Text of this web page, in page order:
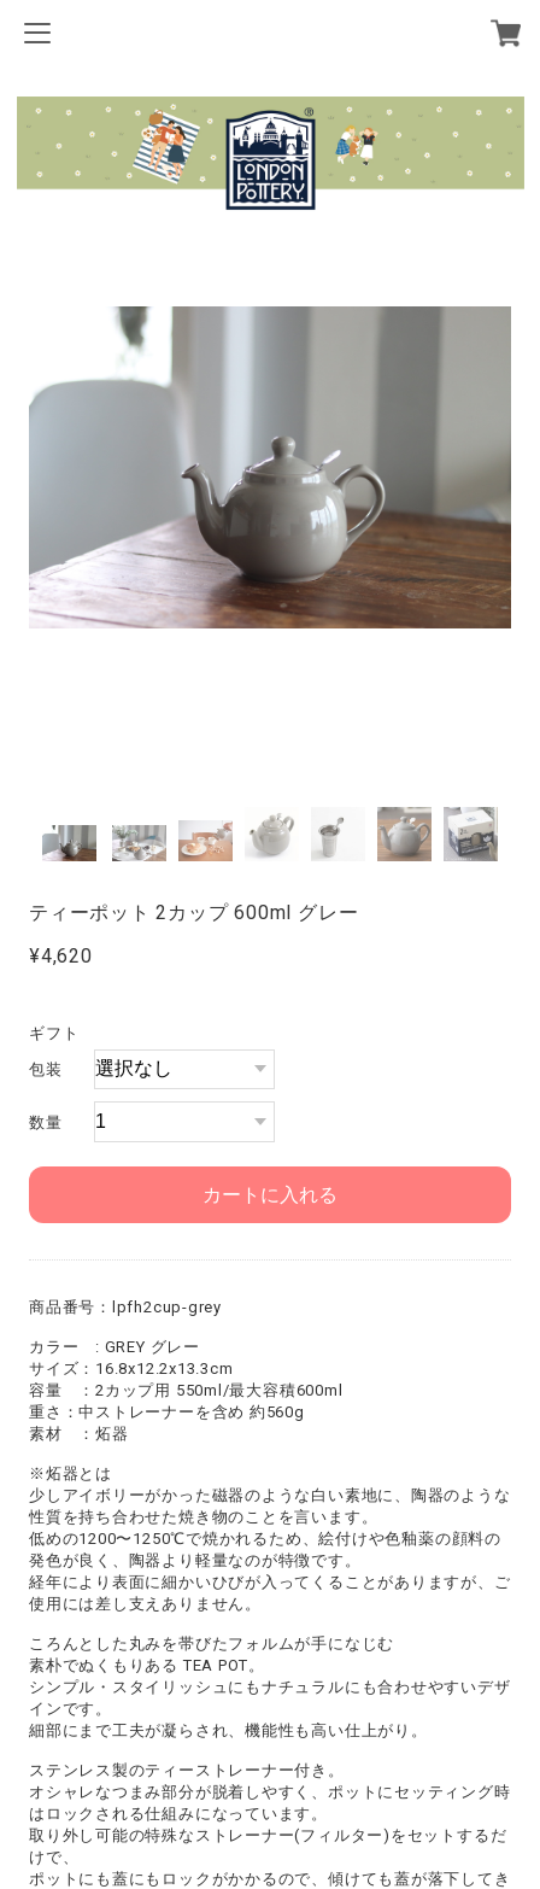
ティーポット 2カップ 600ml グレー
¥4,620
ギフト
包装
数量
カートに入れる
商品番号：lpfh2cup-grey
カラー : GREY グレー
サイズ：16.8x12.2x13.3cm
容量 ：2カップ用 550ml/最大容積600ml
重さ：中ストレーナーを含め 約560g
素材 ：炻器
※炻器とは
少しアイボリーがかった磁器のような白い素地に、陶器のような
性質を持ち合わせた焼き物のことを言います。
低めの1200〜1250℃で焼かれるため、絵付けや色釉薬の顔料の
発色が良く、陶器より軽量なのが特徴です。
経年により表面に細かいひびが入ってくることがありますが、ご
使用には差し支えありません。
ころんとした丸みを帯びたフォルムが手になじむ
素朴でぬくもりある TEA POT。
シンプル・スタイリッシュにもナチュラルにも合わせやすいデザ
インです。
細部にまで工夫が凝らされ、機能性も高い仕上がり。
ステンレス製のティーストレーナー付き。
オシャレなつまみ部分が脱着しやすく、ポットにセッティング時
はロックされる仕組みになっています。
取り外し可能の特殊なストレーナー(フィルター)をセットするだ
けで、
ポットにも蓋にもロックがかかるので、傾けても蓋が落下してき